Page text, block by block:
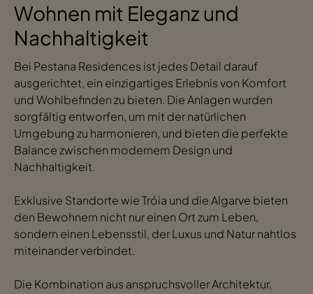
Wohnen mit Eleganz und
Nachhaltigkeit
Bei Pestana Residences ist jedes Detail darauf
ausgerichtet, ein einzigartiges Erlebnis von Komfort
und Wohlbefinden zu bieten. Die Anlagen wurden
sorgfältig entworfen, um mit der natürlichen
Umgebung zu harmonieren, und bieten die perfekte
Balance zwischen modernem Design und
Nachhaltigkeit.
Exklusive Standorte wie Tróia und die Algarve bieten
den Bewohnern nicht nur einen Ort zum Leben,
sondern einen Lebensstil, der Luxus und Natur nahtlos
miteinander verbindet.
Die Kombination aus anspruchsvoller Architektur,